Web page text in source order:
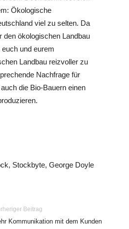
Ökologische
viel zu selten. Da
den ökologischen Landbau
und eurem
Landbau reizvoller zu
Nachfrage für
die Bio-Bauern einen
Stockbyte, George Doyle
Beitrag
Kommunikation mit dem Kunden